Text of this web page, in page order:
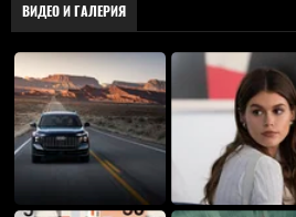
ВИДЕО И ГАЛЕРИЯ